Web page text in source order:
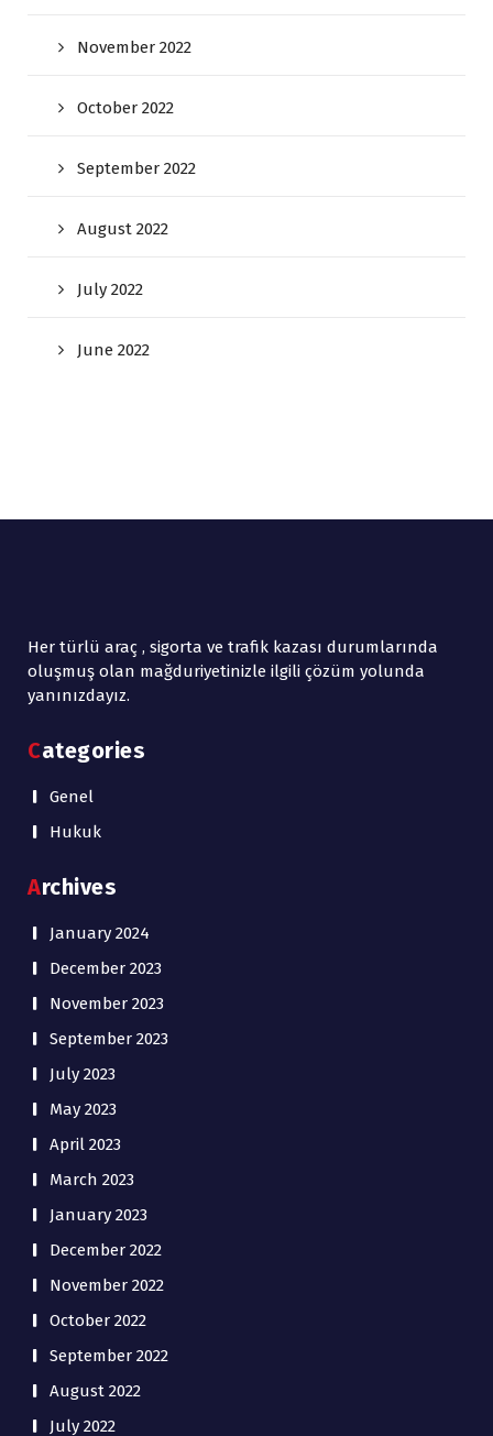
November 2022
October 2022
September 2022
August 2022
July 2022
June 2022
Her türlü araç , sigorta ve trafik kazası durumlarında
oluşmuş olan mağduriyetinizle ilgili çözüm yolunda
yanınızdayız.
Categories
Genel
Hukuk
Archives
January 2024
December 2023
November 2023
September 2023
July 2023
May 2023
April 2023
March 2023
January 2023
December 2022
November 2022
October 2022
September 2022
August 2022
July 2022